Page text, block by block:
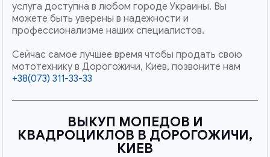
услуга доступна в любом городе Украины. Вы
можете быть уверены в надежности и
профессионализме наших специалистов.
Сейчас самое лучшее время чтобы продать свою
мототехнику в Дорогожичи, Киев, позвоните нам
+38(073) 311-33-33
ВЫКУП МОПЕДОВ И
КВАДРОЦИКЛОВ В ДОРОГОЖИЧИ,
КИЕВ